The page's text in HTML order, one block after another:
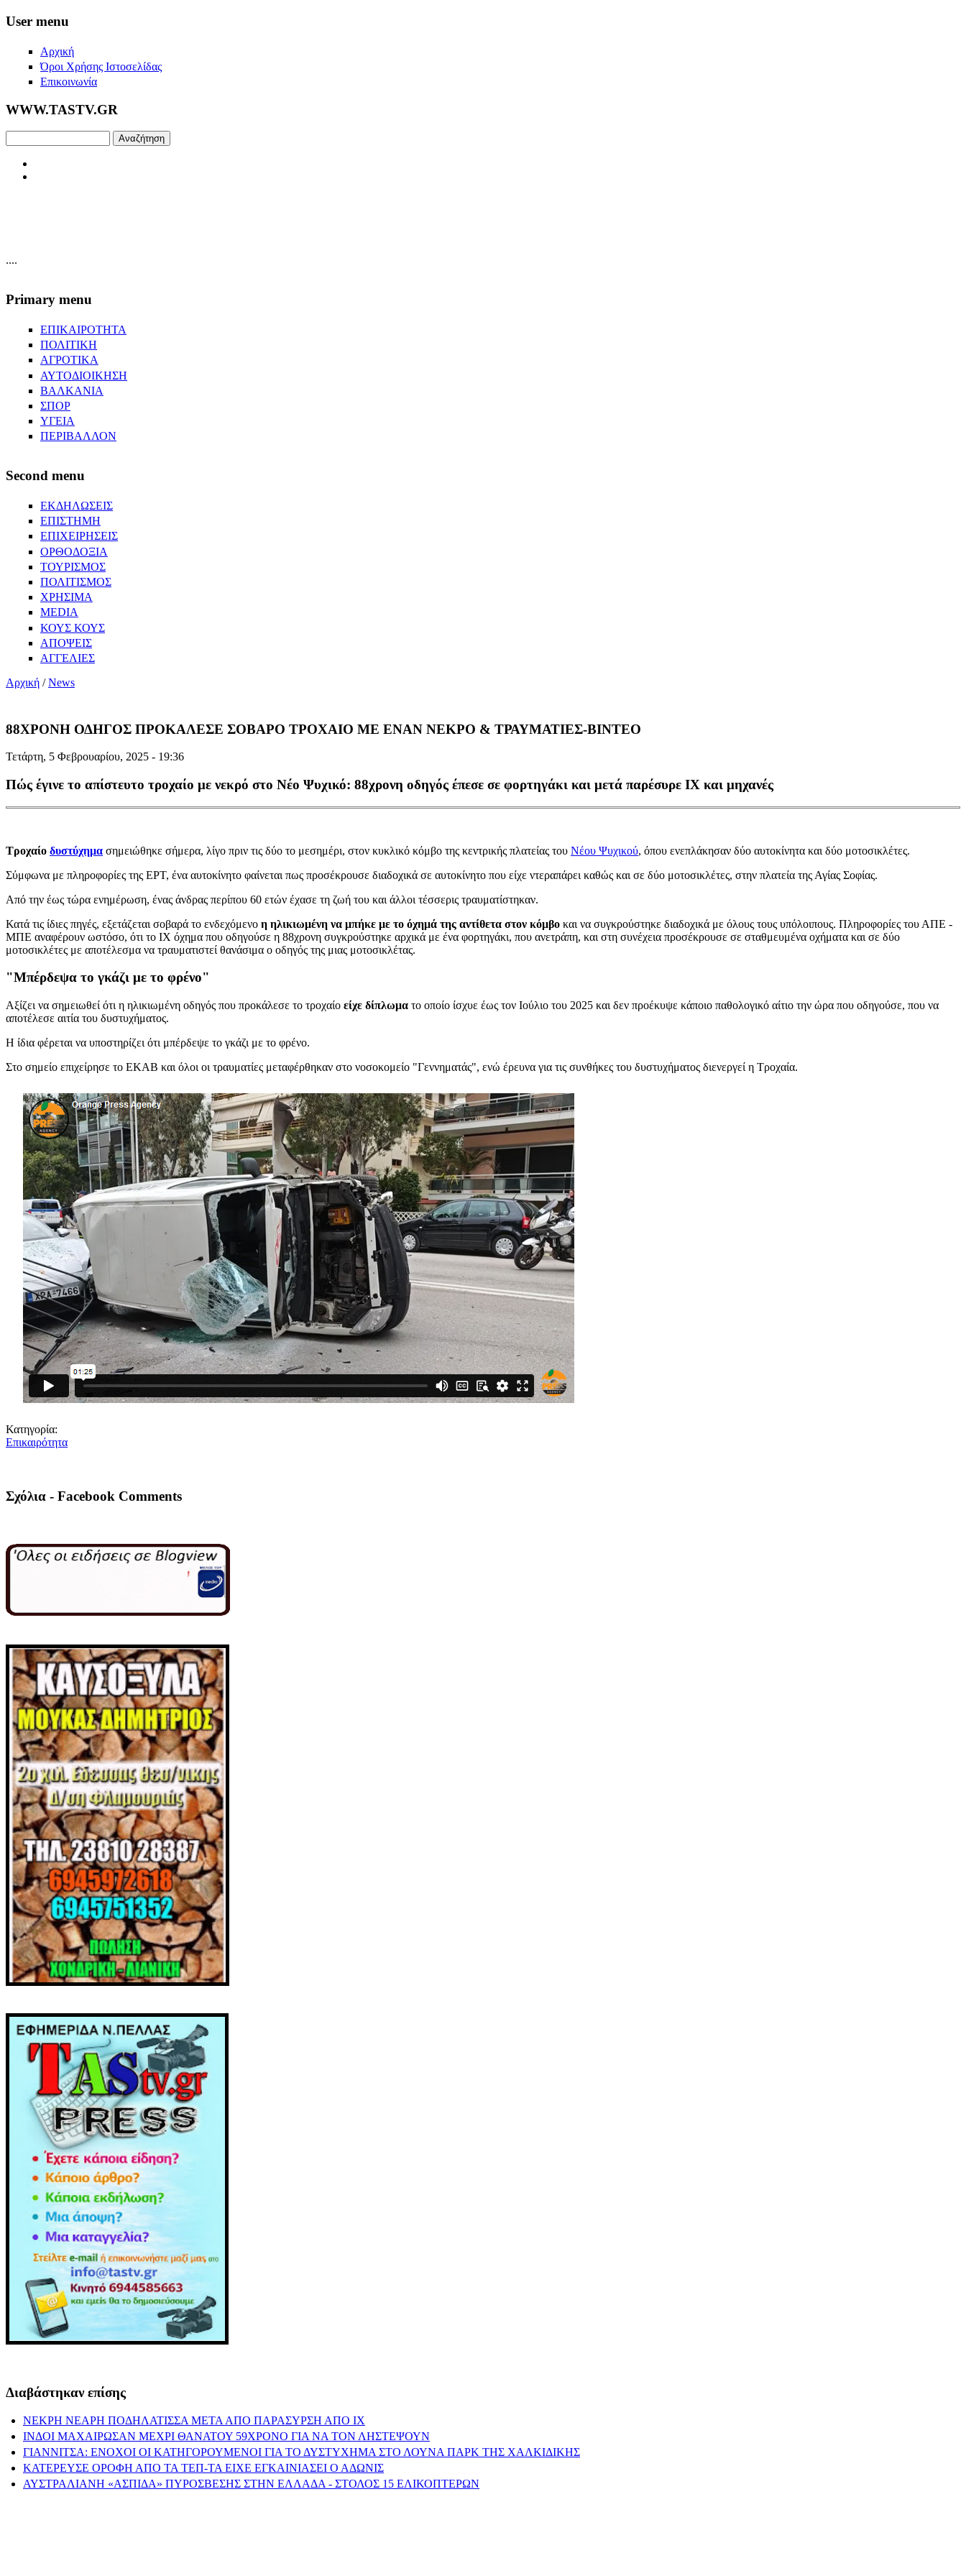
Skip to main content
User menu
Αρχική
Όροι Χρήσης Ιστοσελίδας
Επικοινωνία
WWW.TASTV.GR
....
Primary menu
ΕΠΙΚΑΙΡΟΤΗΤΑ
ΠΟΛΙΤΙΚΗ
ΑΓΡΟΤΙΚΑ
ΑΥΤΟΔΙΟΙΚΗΣΗ
ΒΑΛΚΑΝΙΑ
ΣΠΟΡ
ΥΓΕΙΑ
ΠΕΡΙΒΑΛΛΟΝ
Second menu
ΕΚΔΗΛΩΣΕΙΣ
ΕΠΙΣΤΗΜΗ
ΕΠΙΧΕΙΡΗΣΕΙΣ
ΟΡΘΟΔΟΞΙΑ
ΤΟΥΡΙΣΜΟΣ
ΠΟΛΙΤΙΣΜΟΣ
ΧΡΗΣΙΜΑ
MEDIA
ΚΟΥΣ ΚΟΥΣ
ΑΠΟΨΕΙΣ
ΑΓΓΕΛΙΕΣ
Αρχική /News
88ΧΡΟΝΗ ΟΔΗΓΟΣ ΠΡΟΚΑΛΕΣΕ ΣΟΒΑΡΟ ΤΡΟΧΑΙΟ ΜΕ ΕΝΑΝ ΝΕΚΡΟ & ΤΡΑΥΜΑΤΙΕΣ-ΒΙΝΤΕΟ
Τετάρτη, 5 Φεβρουαρίου, 2025 - 19:36
Πώς έγινε το απίστευτο τροχαίο με νεκρό στο Νέο Ψυχικό: 88χρονη οδηγός έπεσε σε φορτηγάκι και μετά παρέσυρε ΙΧ και μηχανές
Τροχαίο δυστύχημα σημειώθηκε σήμερα, λίγο πριν τις δύο το μεσημέρι, στον κυκλικό κόμβο της κεντρικής πλατείας του Νέου Ψυχικού, όπου ενεπλάκησαν δύο αυτοκίνητα και δύο μοτοσικλέτες.
Σύμφωνα με πληροφορίες της ΕΡΤ, ένα αυτοκίνητο φαίνεται πως προσέκρουσε διαδοχικά σε αυτοκίνητο που είχε ντεραπάρει καθώς και σε δύο μοτοσικλέτες, στην πλατεία της Αγίας Σοφίας.
Από την έως τώρα ενημέρωση, ένας άνδρας περίπου 60 ετών έχασε τη ζωή του και άλλοι τέσσερις τραυματίστηκαν.
Κατά τις ίδιες πηγές, εξετάζεται σοβαρά το ενδεχόμενο η ηλικιωμένη να μπήκε με το όχημά της αντίθετα στον κόμβο και να συγκρούστηκε διαδοχικά με όλους τους υπόλοιπους. Πληροφορίες του ΑΠΕ -
ΜΠΕ αναφέρουν ωστόσο, ότι το ΙΧ όχημα που οδηγούσε η 88χρονη συγκρούστηκε αρχικά με ένα φορτηγάκι, που ανετράπη, και στη συνέχεια προσέκρουσε σε σταθμευμένα οχήματα και σε δύο
μοτοσικλέτες με αποτέλεσμα να τραυματιστεί θανάσιμα ο οδηγός της μιας μοτοσικλέτας.
"Μπέρδεψα το γκάζι με το φρένο"
Αξίζει να σημειωθεί ότι η ηλικιωμένη οδηγός που προκάλεσε το τροχαίο είχε δίπλωμα το οποίο ίσχυε έως τον Ιούλιο του 2025 και δεν προέκυψε κάποιο παθολογικό αίτιο την ώρα που οδηγούσε, που να
αποτέλεσε αιτία του δυστυχήματος.
Η ίδια φέρεται να υποστηρίζει ότι μπέρδεψε το γκάζι με το φρένο.
Στο σημείο επιχείρησε το ΕΚΑΒ και όλοι οι τραυματίες μεταφέρθηκαν στο νοσοκομείο "Γεννηματάς", ενώ έρευνα για τις συνθήκες του δυστυχήματος διενεργεί η Τροχαία.
Κατηγορία:
Επικαιρότητα
Σχόλια - Facebook Comments
Διαβάστηκαν επίσης
ΝΕΚΡΗ ΝΕΑΡΗ ΠΟΔΗΛΑΤΙΣΣΑ ΜΕΤΑ ΑΠΟ ΠΑΡΑΣΥΡΣΗ ΑΠΟ ΙΧ
ΙΝΔΟΙ ΜΑΧΑΙΡΩΣΑΝ ΜΕΧΡΙ ΘΑΝΑΤΟΥ 59ΧΡΟΝΟ ΓΙΑ ΝΑ ΤΟΝ ΛΗΣΤΕΨΟΥΝ
ΓΙΑΝΝΙΤΣΑ: ΕΝΟΧΟΙ ΟΙ ΚΑΤΗΓΟΡΟΥΜΕΝΟΙ ΓΙΑ ΤΟ ΔΥΣΤΥΧΗΜΑ ΣΤΟ ΛΟΥΝΑ ΠΑΡΚ ΤΗΣ ΧΑΛΚΙΔΙΚΗΣ
ΚΑΤΕΡΕΥΣΕ ΟΡΟΦΗ ΑΠΟ ΤΑ ΤΕΠ-ΤΑ ΕΙΧΕ ΕΓΚΑΙΝΙΑΣΕΙ Ο ΑΔΩΝΙΣ
ΑΥΣΤΡΑΛΙΑΝΗ «ΑΣΠΙΔΑ» ΠΥΡΟΣΒΕΣΗΣ ΣΤΗΝ ΕΛΛΑΔΑ - ΣΤΟΛΟΣ 15 ΕΛΙΚΟΠΤΕΡΩΝ